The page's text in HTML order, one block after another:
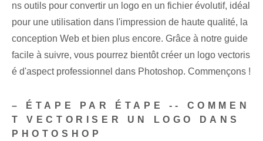
ns outils pour convertir un logo en un fichier évolutif, idéal
pour une utilisation dans l'impression de haute qualité, la
conception Web et bien plus encore. Grâce à notre ⁢guide‌
facile à suivre, vous pourrez bientôt créer un logo vectoris
é d'aspect professionnel dans Photoshop. ⁤Commençons !
– ÉTAPE PAR ÉTAPE‍ -- COMMEN
T VECTORISER UN LOGO DANS
PHOTOSHOP